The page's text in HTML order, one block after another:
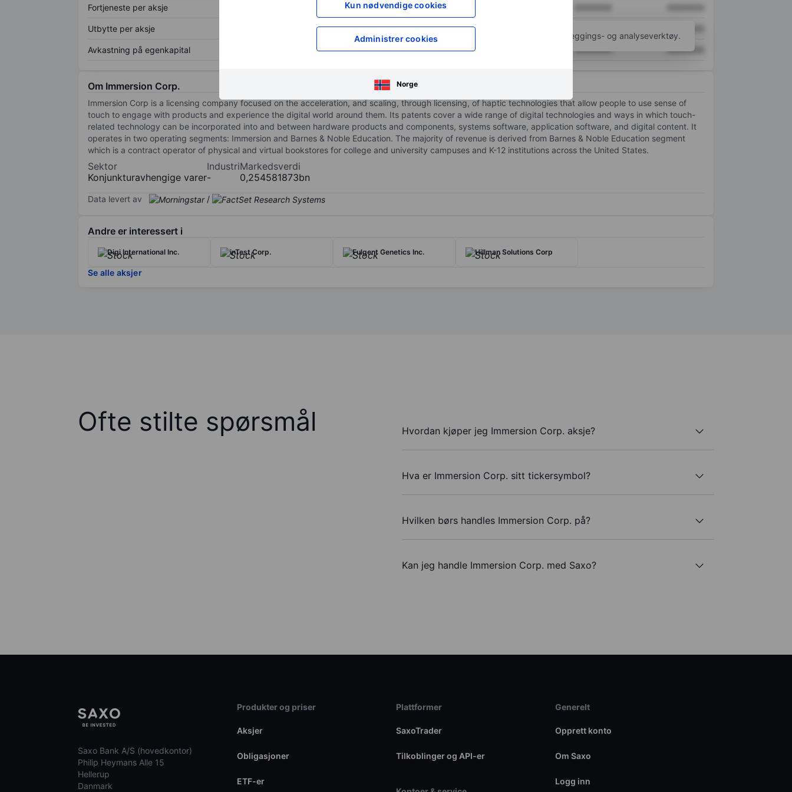
Kun nødvendige cookies
Administrer cookies
Norge
Fortjeneste per aksje XXXXXXX
Utbytte per aksje XXXXXXX
Avkastning på egenkapital XXXXXXX XXXXXXX XXXXXXX
Åpne konto for å få tilgang til flere kartleggings- og analyseverktøy.
Om Immersion Corp.
Immersion Corp is a licensing company focused on the acceleration, and scaling, through licensing, of haptic technologies that allow people to use sense of
touch to engage with products and experience the digital world around them. Its patents cover a wide range of digital technologies and ways in which touch-
related technology can be incorporated into and between hardware products and components, systems software, application software, and digital content. It
operates in two operating segments: Immersion and Barnes & Noble Education. The majority of revenue is derived from Barnes & Noble Education segment
which is a contract operator of physical and virtual bookstores for college and university campuses and K-12 institutions across the United States.
Sektor
Konjunkturavhengige varer
Industri
-
Markedsverdi
0,254581873bn
Data levert av /
Andre er interessert i
Digi International Inc. inTest Corp. Fulgent Genetics Inc. Hillman Solutions Corp
Se alle aksjer
Ofte stilte spørsmål Hvordan kjøper jeg Immersion Corp. aksje?
Hva er Immersion Corp. sitt tickersymbol?
Hvilken børs handles Immersion Corp. på?
Kan jeg handle Immersion Corp. med Saxo?
Saxo Bank A/S (hovedkontor)
Philip Heymans Alle 15
Hellerup
Danmark
Produkter og priser
Aksjer
Obligasjoner
ETF-er
Plattformer
SaxoTrader
Tilkoblinger og API-er
Generelt
Opprett konto
Om Saxo
Logg inn